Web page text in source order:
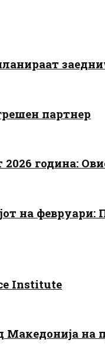
партнер
година:
на
Institute
Македонија